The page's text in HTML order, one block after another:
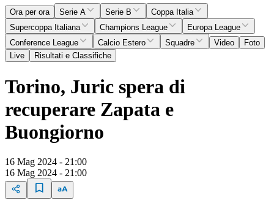
Ora per ora Serie A Serie B
Coppa Italia
Supercoppa Italiana
Champions League
Europa League
Conference League
Calcio Estero Squadre Video
Foto
Live
Risultati e Classifiche
Torino, Juric spera di
recuperare Zapata e
Buongiorno
16 Mag 2024 - 21:00
16 Mag 2024 - 21:00